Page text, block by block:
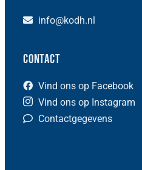
info@kodh.nl
Contact
Vind ons op Facebook
Vind ons op Instagram
Contactgegevens